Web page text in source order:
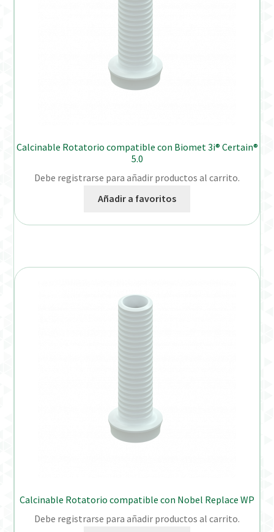
Calcinable Rotatorio compatible con Biomet 3i® Certain®
5.0
Debe registrarse para añadir productos al carrito.
Añadir a favoritos
Calcinable Rotatorio compatible con Nobel Replace WP
Debe registrarse para añadir productos al carrito.